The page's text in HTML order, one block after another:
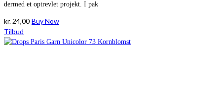
dermed et optrevlet projekt. I pak
kr. 24,00 Buy Now
Tilbud